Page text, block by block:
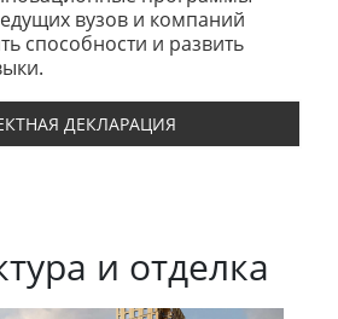
вузов и компаний
способности и развить
ДЕКЛАРАЦИЯ
и отделка